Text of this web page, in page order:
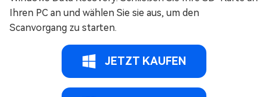
Ihren PC an und wählen Sie sie aus, um den
Scanvorgang zu starten.
JETZT KAUFEN